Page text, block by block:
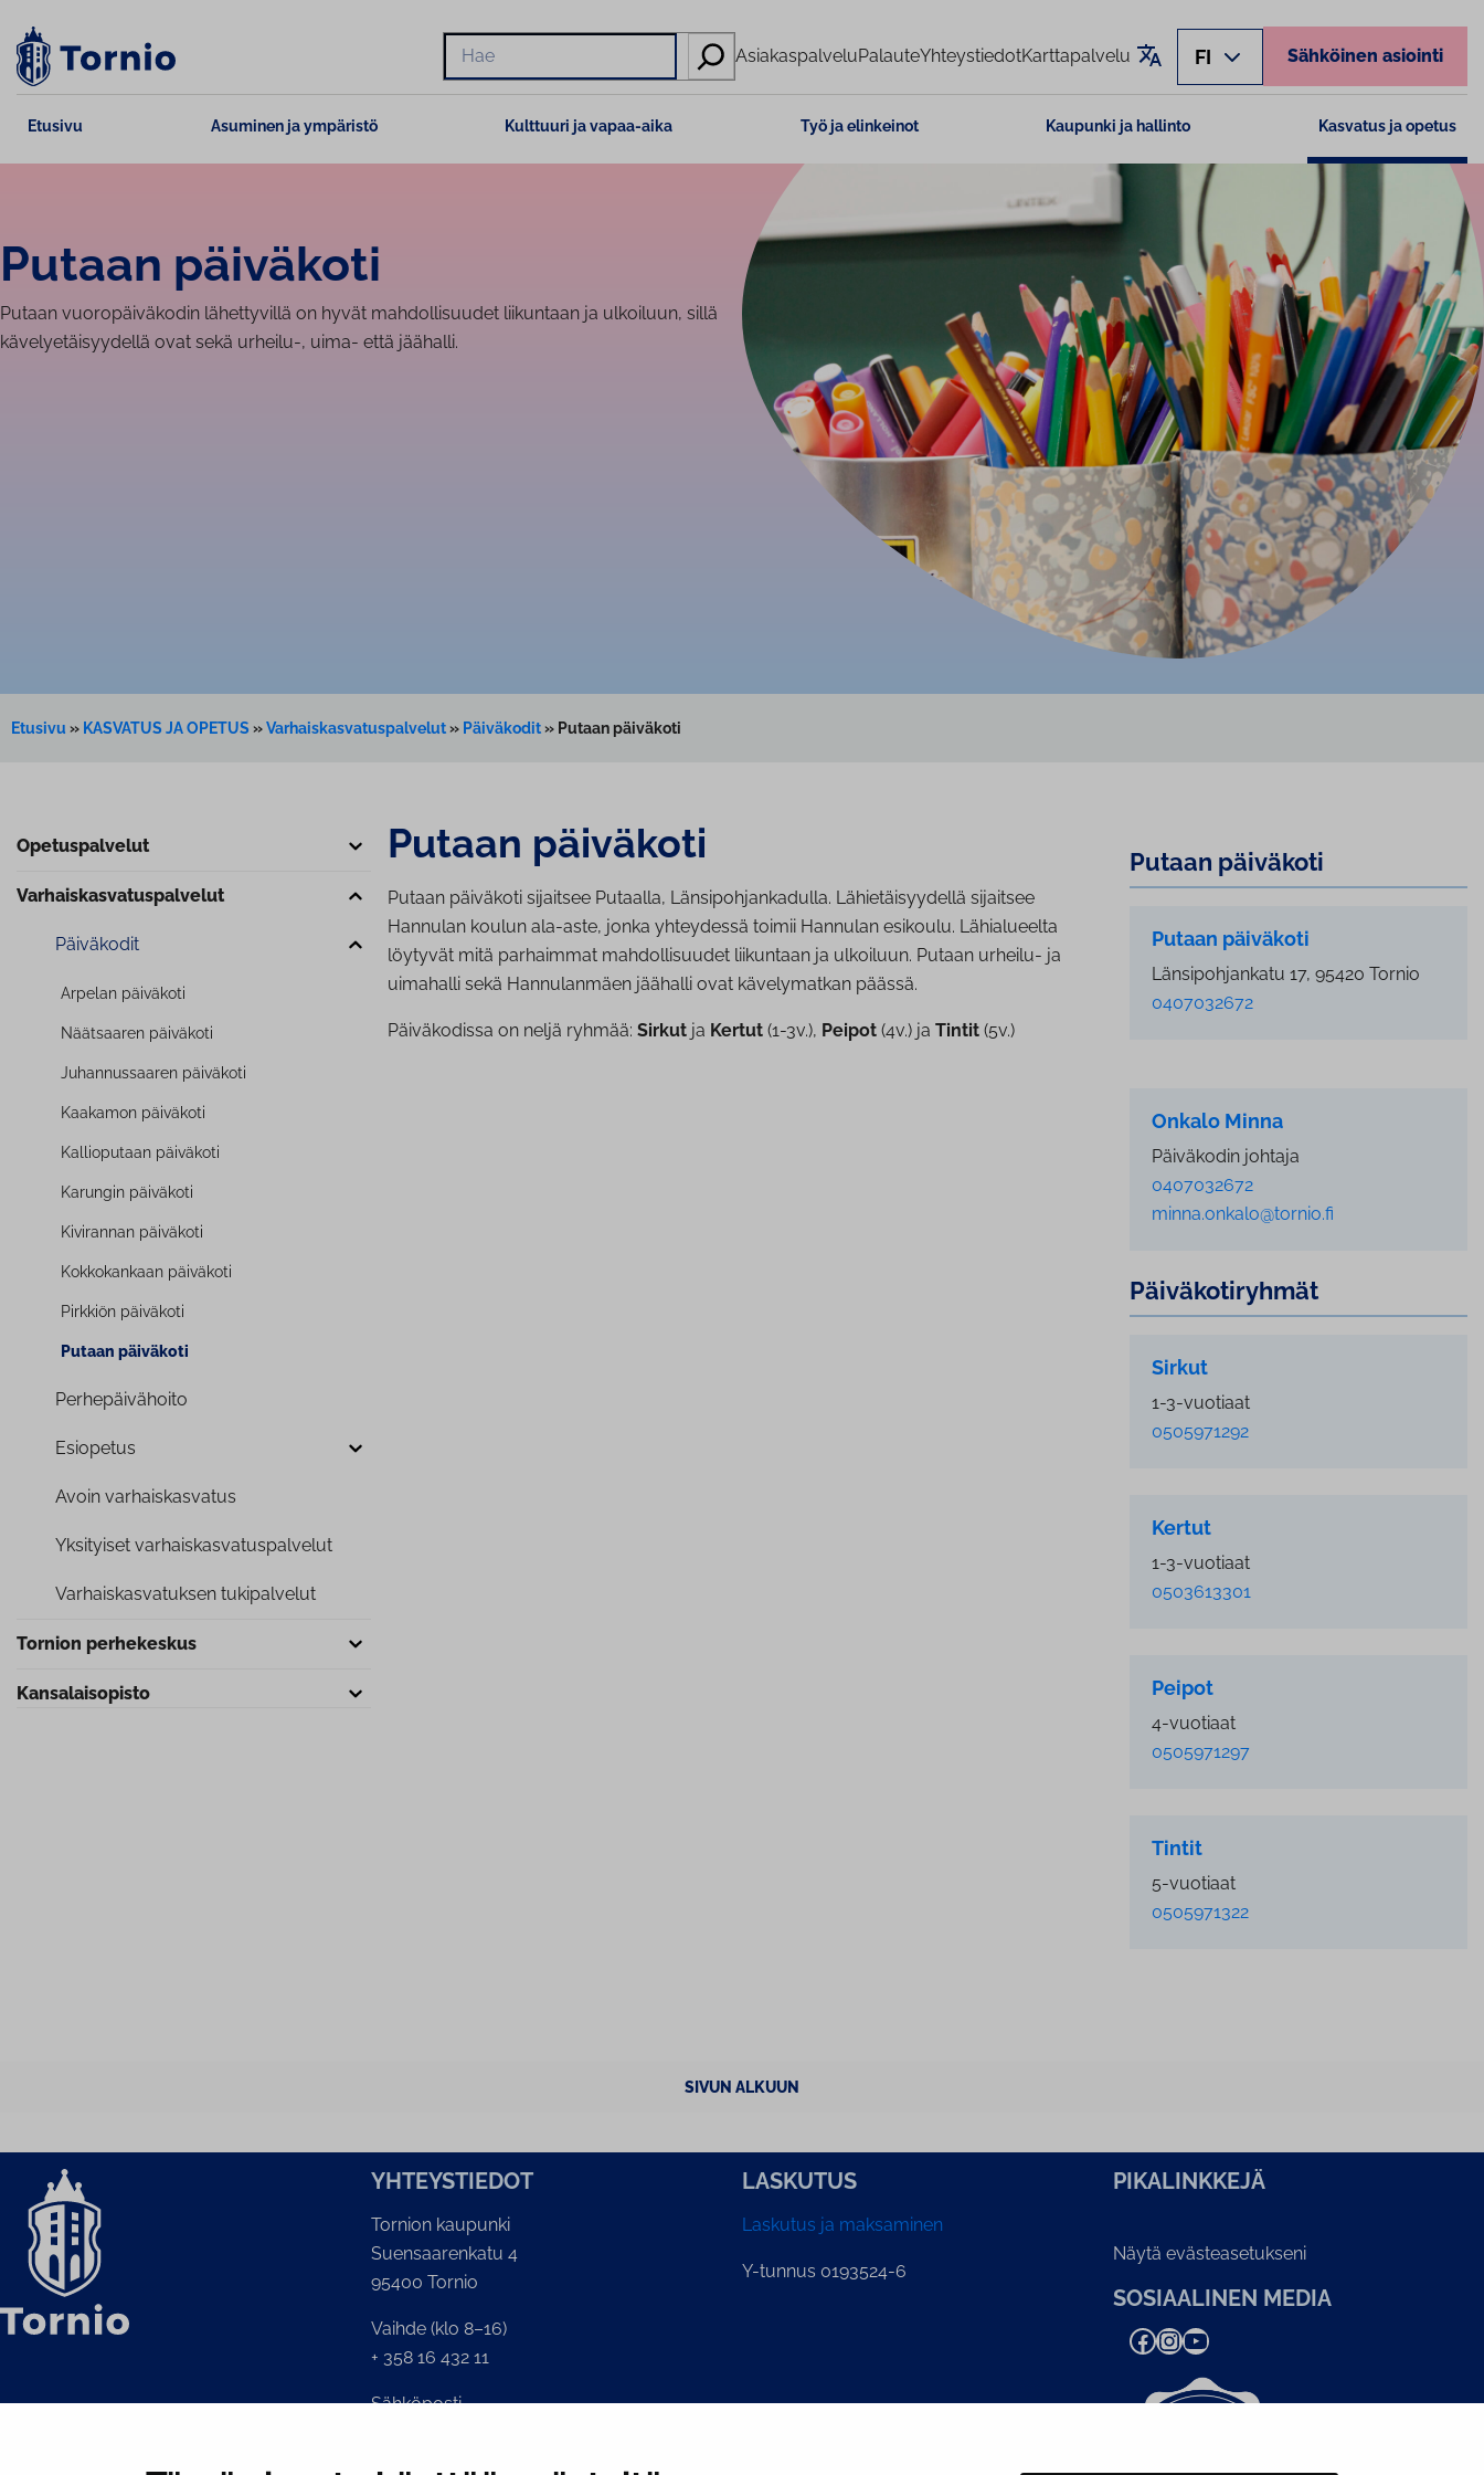
sisältöön
Hae
AsiakaspalveluPalauteYhteystiedotKarttapalvelu Käännä sivu
FI Sähköinen asiointi
Etusivu Asuminen ja ympäristö Kulttuuri ja vapaa-aika Työ ja elinkeinot Kaupunki ja hallinto Kasvatus ja opetus
Putaan päiväkoti
Putaan vuoropäiväkodin lähettyvillä on hyvät mahdollisuudet liikuntaan ja ulkoiluun, sillä
kävelyetäisyydellä ovat sekä urheilu-, uima- että jäähalli.
Etusivu » KASVATUS JA OPETUS »Varhaiskasvatuspalvelut» Päiväkodit» Putaan päiväkoti
Ope­tus­pal­ve­lut
Var­hais­kas­va­tus­pal­ve­lut
Päiväkodit
Arpelan päiväkoti
Näätsaaren päiväkoti
Ju­han­nus­saa­ren päiväkoti
Kaakamon päiväkoti
Kal­lio­pu­taan päiväkoti
Karungin päiväkoti
Kivirannan päiväkoti
Kok­ko­kan­kaan päiväkoti
Pirkkiön päiväkoti
Putaan päiväkoti
Per­he­päi­vä­hoi­to
Esiopetus
Avoin var­hais­kas­va­tus
Yksityiset var­hais­kas­va­tus­pal­ve­lut
Var­hais­kas­va­tuk­sen tu­ki­pal­ve­lut
Tornion perhekeskus
Kan­sa­lais­opis­to
Putaan päiväkoti
Putaan päiväkoti sijaitsee Putaalla, Länsipohjankadulla. Lähietäisyydellä sijaitsee
Hannulan koulun ala-aste, jonka yhteydessä toimii Hannulan esikoulu. Lähialueelta
löytyvät mitä parhaimmat mahdollisuudet liikuntaan ja ulkoiluun. Putaan urheilu- ja
uimahalli sekä Hannulanmäen jäähalli ovat kävelymatkan päässä.
Päiväkodissa on neljä ryhmää: Sirkut ja Kertut (1-3v.), Peipot (4v.) ja Tintit (5v.)
Putaan päiväkoti
Putaan päiväkoti
Länsipohjankatu 17, 95420 Tornio
0407032672
Onkalo Minna
Päiväkodin johtaja
0407032672
minna.onkalo@tornio.fi
Päi­vä­ko­ti­ryh­mät
Sirkut
1-3-vuotiaat
0505971292
Kertut
1-3-vuotiaat
0503613301
Peipot
4-vuotiaat
0505971297
Tintit
5-vuotiaat
0505971322
SIVUN ALKUUN
YH­TEYS­TIE­DOT
Tornion kaupunki
Suensaarenkatu 4
95400 Tornio
Vaihde (klo 8–16)
+ 358 16 432 11
Sähköposti
LASKUTUS
Laskutus ja maksaminen
Y-tunnus 0193524-6
PI­KA­LINK­KE­JÄ
Näytä evästeasetukseni
SOSIAALINEN MEDIA
Facebook InstagramYouTube